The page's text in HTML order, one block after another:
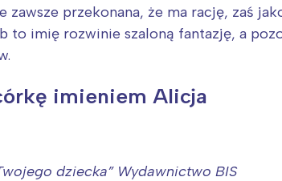
przekonana, że ma rację, zaś
to imię rozwinie szaloną fantazję, a
imieniem Alicja
dziecka” Wydawnictwo BIS